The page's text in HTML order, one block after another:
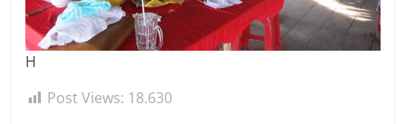
H
Post Views: 18.630